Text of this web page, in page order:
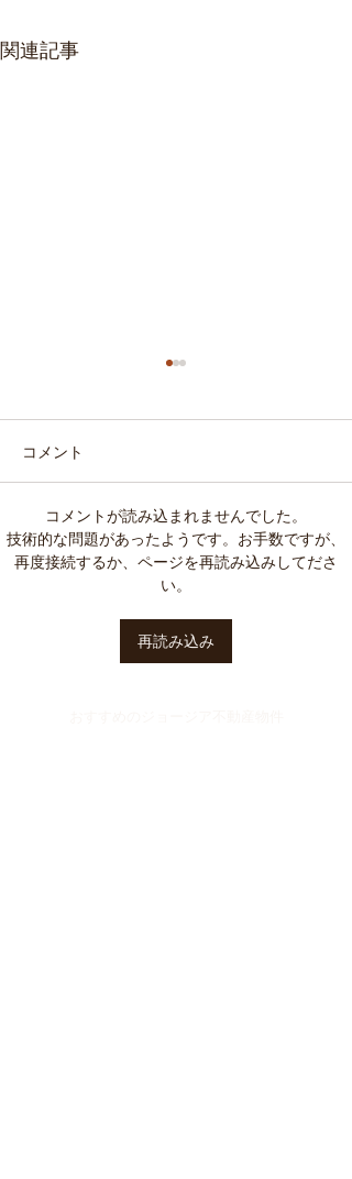
関連記事
【ジョージア】国内レス
トランおよびホテルサー
ビス価格が上昇
コメント
コメントが読み込まれませんでした。
技術的な問題があったようです。お手数ですが、
再度接続するか、ページを再読み込みしてださ
い。
再読み込み